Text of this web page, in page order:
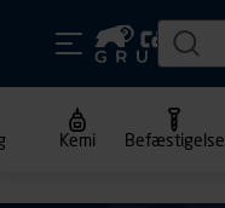
Kemi Befæstigelse